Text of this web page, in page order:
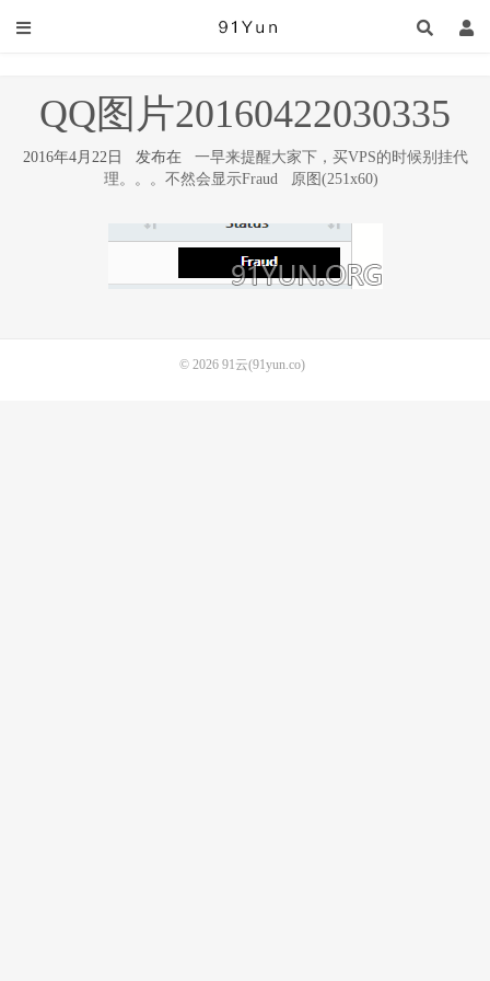
QQ图片20160422030335
2016年4月22日 发布在 一早来提醒大家下，买VPS的时候别挂代
理。。。不然会显示Fraud
原图(251x60)
© 2026 91云(91yun.co)